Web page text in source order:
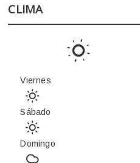
CLIMA
Viernes
Sábado
Domingo